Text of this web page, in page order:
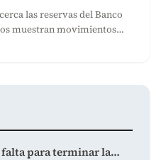
las reservas del Banco
muestran movimientos…
falta para terminar la…